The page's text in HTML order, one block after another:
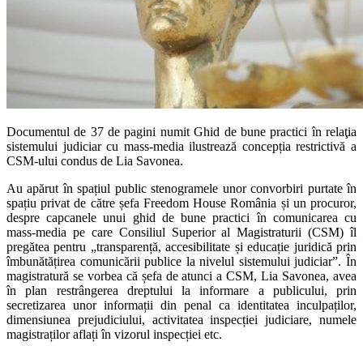
Documentul de 37 de pagini numit Ghid de bune practici în relaţia
sistemului judiciar cu mass-media ilustrează concepția restrictivă a
CSM-ului condus de Lia Savonea.
Au apărut în spațiul public stenogramele unor convorbiri purtate în
spațiu privat de către șefa Freedom House România și un procuror,
despre capcanele unui ghid de bune practici în comunicarea cu
mass-media pe care Consiliul Superior al Magistraturii (CSM) îl
pregătea pentru „transparență, accesibilitate și educație juridică prin
îmbunătățirea comunicării publice la nivelul sistemului judiciar”. În
magistratură se vorbea că șefa de atunci a CSM, Lia Savonea, avea
în plan restrângerea dreptului la informare a publicului, prin
secretizarea unor informații din penal ca identitatea inculpaților,
dimensiunea prejudiciului, activitatea inspecției judiciare, numele
magistraților aflați în vizorul inspecției etc.